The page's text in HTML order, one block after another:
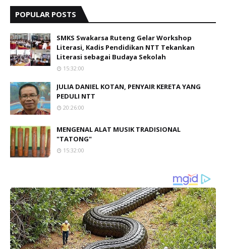
POPULAR POSTS
SMKS Swakarsa Ruteng Gelar Workshop
Literasi, Kadis Pendidikan NTT Tekankan
Literasi sebagai Budaya Sekolah
15:32:00
JULIA DANIEL KOTAN, PENYAIR KERETA YANG
PEDULI NTT
20:26:00
MENGENAL ALAT MUSIK TRADISIONAL
"TATONG"
15:32:00